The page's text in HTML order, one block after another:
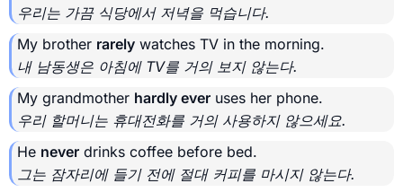
우리는 가끔 식당에서 저녁을 먹습니다.
My brother rarely watches TV in the morning.
내 남동생은 아침에 TV를 거의 보지 않는다.
My grandmother hardly ever uses her phone.
우리 할머니는 휴대전화를 거의 사용하지 않으세요.
He never drinks coffee before bed.
그는 잠자리에 들기 전에 절대 커피를 마시지 않는다.